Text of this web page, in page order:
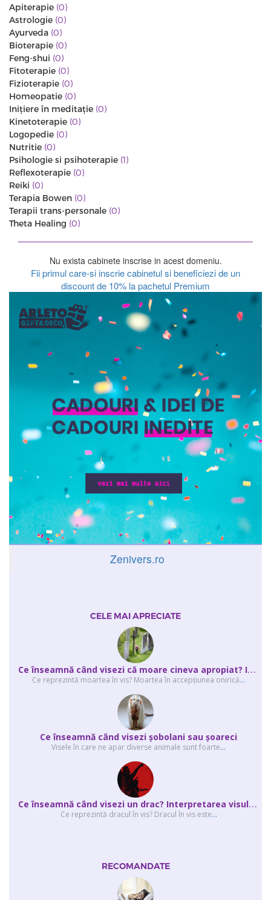
Apiterapie (0)
Astrologie (0)
Ayurveda (0)
Bioterapie (0)
Feng-shui (0)
Fitoterapie (0)
Fizioterapie (0)
Homeopatie (0)
Iniţiere în meditaţie (0)
Kinetoterapie (0)
Logopedie (0)
Nutritie (0)
Psihologie si psihoterapie (1)
Reflexoterapie (0)
Reiki (0)
Terapia Bowen (0)
Terapii trans-personale (0)
Theta Healing (0)
Nu exista cabinete inscrise in acest domeniu.
Fii primul care-si inscrie cabinetul si beneficiezi de un
discount de 10% la pachetul Premium
Zenivers.ro
CELE MAI APRECIATE
C
e înseamnă când visezi că moare cineva apropiat? Interpretarea visului în ...
Ce reprezintă moartea în vis? Moartea în accepţiunea onirică...
Ce înseamnă când visezi şobolani sau şoareci
Visele în care ne apar diverse animale sunt foarte...
C
e înseamnă când visezi un drac? Interpretarea visului în care apar unul sau...
Ce reprezintă dracul în vis? Dracul în vis este...
RECOMANDATE